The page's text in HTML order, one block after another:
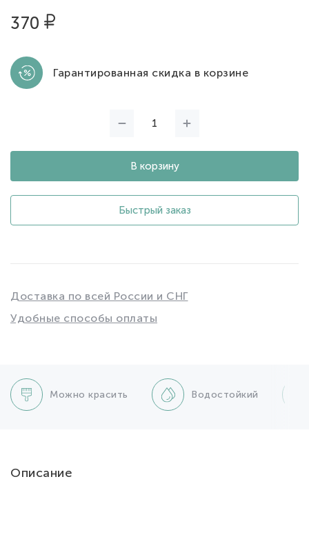
370
Гарантированная скидка в корзине
В корзину
Быстрый заказ
Доставка по всей России и СНГ
Удобные способы оплаты
Можно красить Водостойкий
Описание